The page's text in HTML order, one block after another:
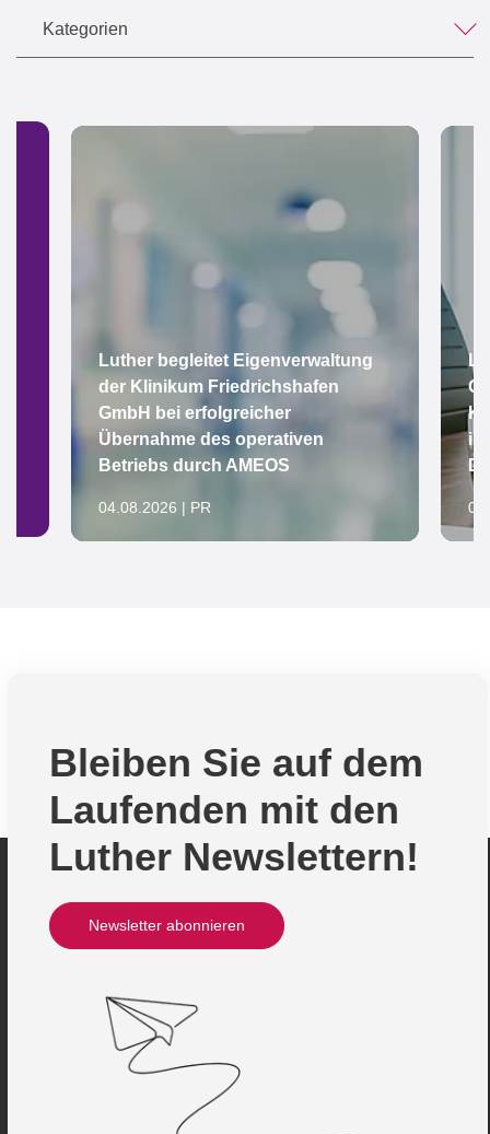
Kategorien
Luther begleitet Eigenverwaltung
der Klinikum Friedrichshafen
GmbH bei erfolgreicher
Übernahme des operativen
Betriebs durch AMEOS
04.08.2026 | PR
Bleiben Sie auf dem
Laufenden mit den
Luther Newslettern!
Newsletter abonnieren